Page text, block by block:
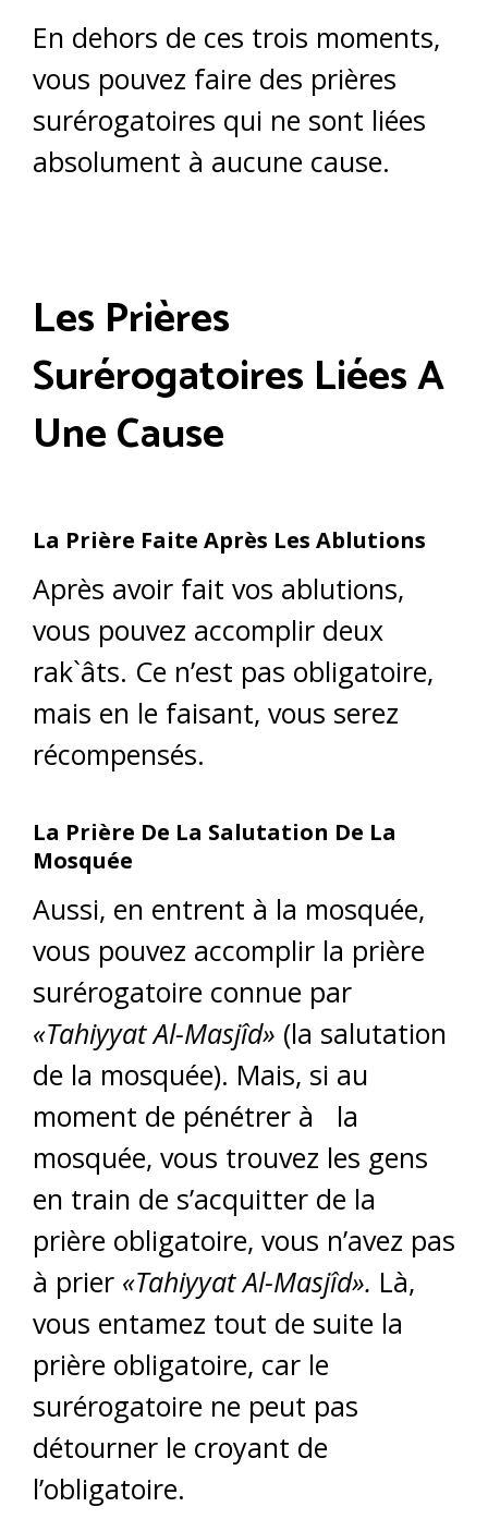
En dehors de ces trois moments,
vous pouvez faire des prières
surérogatoires qui ne sont liées
absolument à aucune cause.
Les Prières
Surérogatoires Liées A
Une Cause
La Prière Faite Après Les Ablutions
Après avoir fait vos ablutions,
vous pouvez accomplir deux
rak`âts. Ce n’est pas obligatoire,
mais en le faisant, vous serez
récompensés.
La Prière De La Salutation De La
Mosquée
Aussi, en entrent à la mosquée,
vous pouvez accomplir la prière
surérogatoire connue par
«Tahiyyat Al-Masjîd» (la salutation
de la mosquée). Mais, si au
moment de pénétrer à la
mosquée, vous trouvez les gens
en train de s’acquitter de la
prière obligatoire, vous n’avez pas
à prier «Tahiyyat Al-Masjîd». Là,
vous entamez tout de suite la
prière obligatoire, car le
surérogatoire ne peut pas
détourner le croyant de
l’obligatoire.